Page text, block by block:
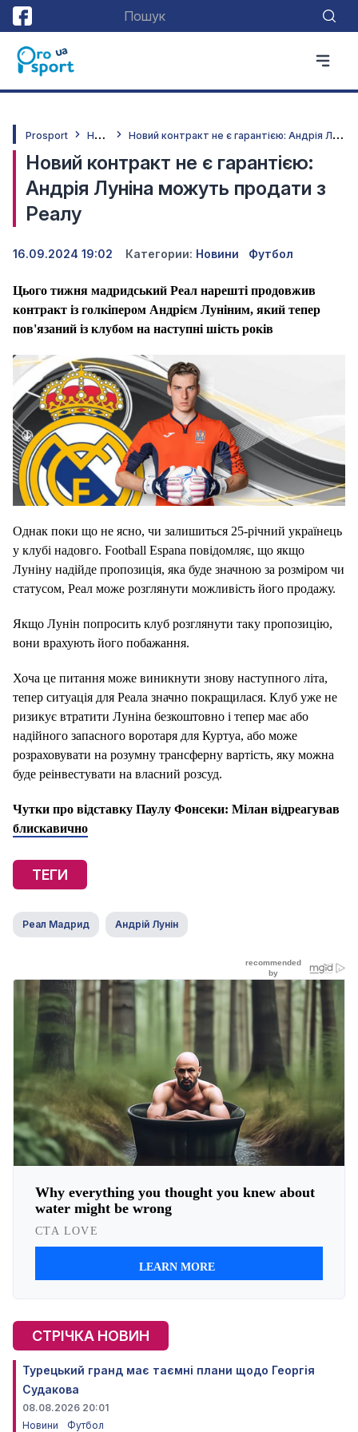
Prosport Н
овини Н
овий контракт не є гарантією: Андрія Луніна можуть продати з Реалу
Новий контракт не є гарантією:
Андрія Луніна можуть продати з
Реалу
16.09.2024 19:02 Категории: Новини Футбол
Цього тижня мадридський Реал нарешті продовжив
контракт із голкіпером Андрієм Луніним, який тепер
пов'язаний із клубом на наступні шість років
Однак поки що не ясно, чи залишиться 25-річний українець
у клубі надовго. Football Espana повідомляє, що якщо
Луніну надійде пропозиція, яка буде значною за розміром чи
статусом, Реал може розглянути можливість його продажу.
Якщо Лунін попросить клуб розглянути таку пропозицію,
вони врахують його побажання.
Хоча це питання може виникнути знову наступного літа,
тепер ситуація для Реала значно покращилася. Клуб уже не
ризикує втратити Луніна безкоштовно і тепер має або
надійного запасного воротаря для Куртуа, або може
розраховувати на розумну трансферну вартість, яку можна
буде реінвестувати на власний розсуд.
Чутки про відставку Паулу Фонсеки: Мілан відреагував
блискавично
ТЕГИ
Реал Мадрид Андрій Лунін
СТРІЧКА НОВИН
Турецький гранд має таємні плани щодо Георгія
Судакова
08.08.2026 20:01
Новини
Футбол